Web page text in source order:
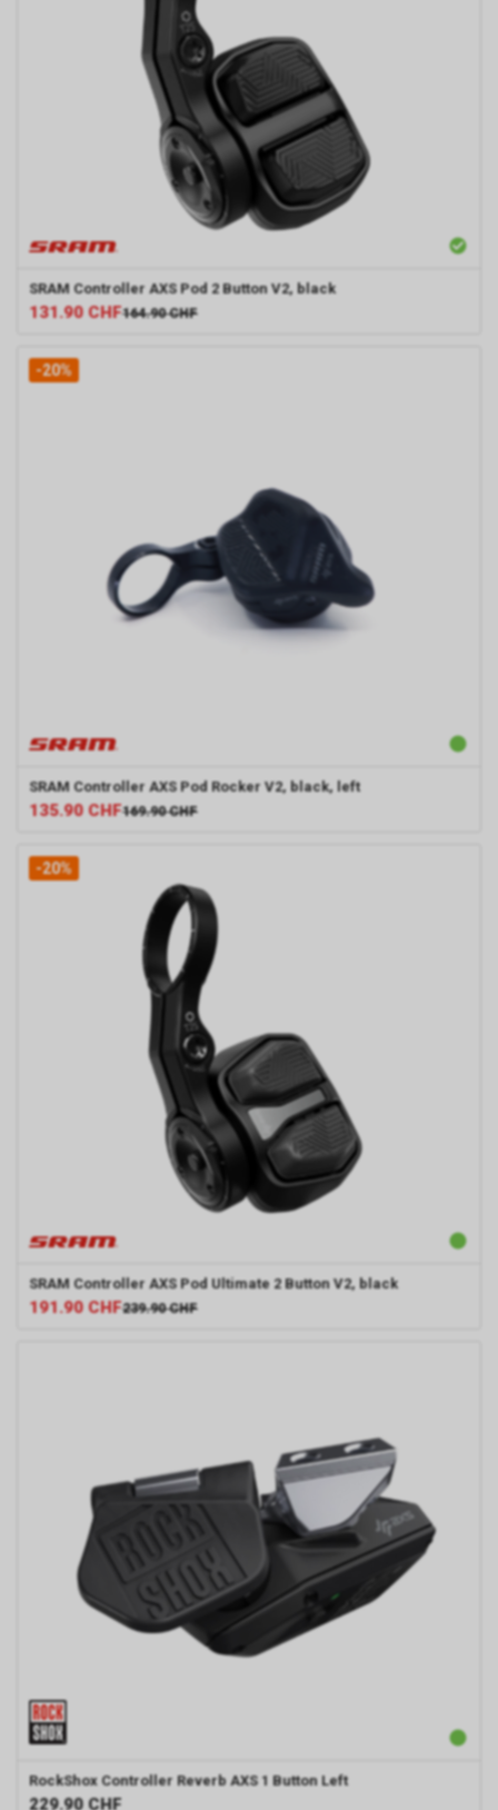
SRAM Controller AXS Pod 2 Button V2, black
131.90 CHF164.90 CHF
-20%
SRAM Controller AXS Pod Rocker V2, black, left
135.90 CHF169.90 CHF
-20%
SRAM Controller AXS Pod Ultimate 2 Button V2, black
191.90 CHF239.90 CHF
RockShox Controller Reverb AXS 1 Button Left
229.90 CHF